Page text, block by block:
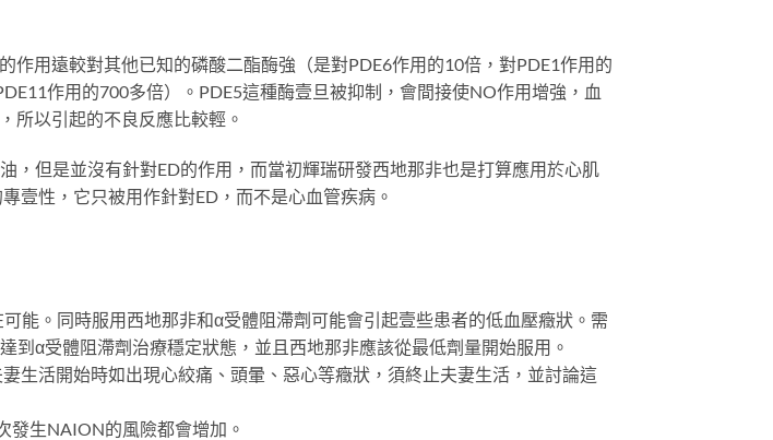
用遠較對其他已知的磷酸二酯酶強（是對PDE6作用的10倍，對PDE1作用的
作用的700多倍）。PDE5這種酶壹旦被抑制，會間接使NO作用增強，血
所以引起的不良反應比較輕。
但是並沒有針對ED的作用，而當初輝瑞研發西地那非也是打算應用於心肌
壹性，它只被用作針對ED，而不是心血管疾病。
能。同時服用西地那非和α受體阻滯劑可能會引起壹些患者的低血壓癥狀。需
α受體阻滯劑治療穩定狀態，並且西地那非應該從最低劑量開始服用。
生活開始時如出現心絞痛、頭暈、惡心等癥狀，須終止夫妻生活，並討論這
發生NAION的風險都會增加。